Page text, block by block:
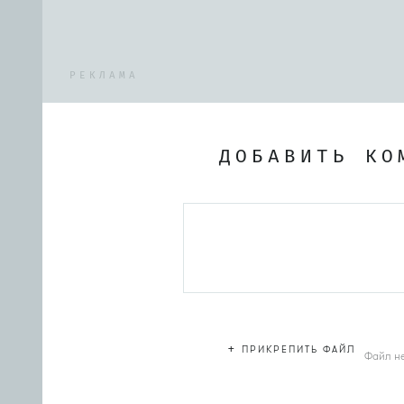
РЕКЛАМА
ДОБАВИТЬ
+ ПРИКРЕПИТЬ ФАЙЛ Файл